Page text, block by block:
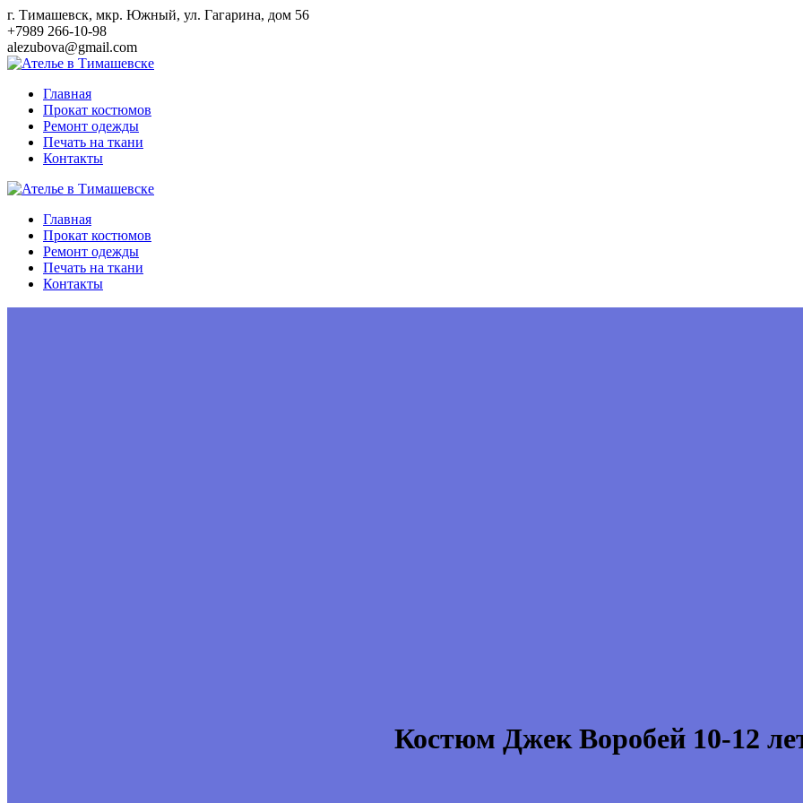
Перейти
к
контенту
г. Тимашевск, мкр. Южный, ул. Гагарина, дом 56
+7989 266-10-98
alezubova@gmail.com
Главная
Прокат костюмов
Ремонт одежды
Печать на ткани
Контакты
Главная
Прокат костюмов
Ремонт одежды
Печать на ткани
Контакты
Костюм Джек Воробей 10-12